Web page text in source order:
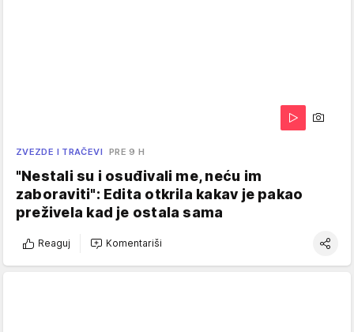
ZVEZDE I TRAČEVI PRE 9 H
"Nestali su i osuđivali me, neću im
zaboraviti": Edita otkrila kakav je pakao
preživela kad je ostala sama
Reaguj Komentariši